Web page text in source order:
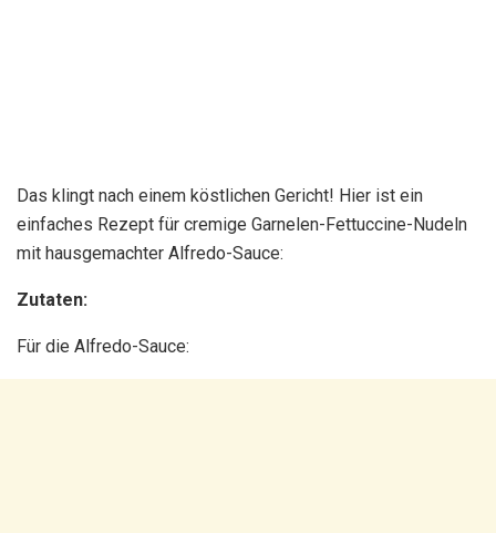
Das klingt nach einem köstlichen Gericht! Hier ist ein
einfaches Rezept für cremige Garnelen-Fettuccine-Nudeln
mit hausgemachter Alfredo-Sauce:
Zutaten:
Für die Alfredo-Sauce: